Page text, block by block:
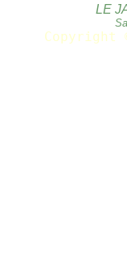
LE
Copyright